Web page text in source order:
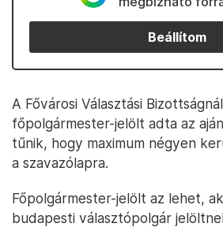
Beállítom
A Fővárosi Választási
főpolgármester-jelölt adta az
tűnik, hogy maximum négyen
a szavazólapra.
Főpolgármester-jelölt az lehet,
budapesti választópolgár